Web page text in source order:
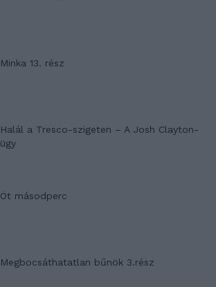
Minka 13. rész
Halál a Tresco-szigeten – A Josh Clayton-
ügy
Öt másodperc
Megbocsáthatatlan bűnök 3.rész